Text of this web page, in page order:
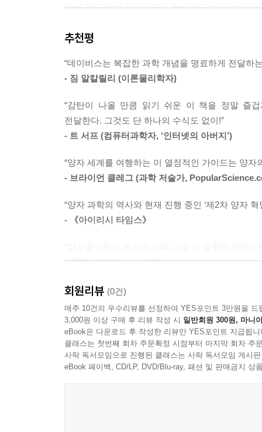
를 능가하는 한 줌의 원자, 텔레파시 데이터 송신,
놀라운 양자 이론의 응용은 앞으로 다가올 미래를
기술은 엄청난 상업적 잠재력을 가지고 있으며
고 있다. 그러나 가장 흥미로운 점은 양자 센싱 기
이다. 전 세계 스타트업 기업들, 대학들과 정부 연
--- p. 140
다. 예를 들어 양자 진공을 우주선을 구동하는 에
서 로켓 연료를 가져와야 할까? 별로 가는 도중
양자 반사실성의 핵심은 중첩이라는 중요한 성질
지만, 또한 광자가 (어떤 의미에서) 두 경로 모두
령’들이 각 경로를 택하고 두 유령이 나중에 재결
않을 때만 작동한다. 왜냐하면 엿보기는 파동함수
고의 기이함’의 가장 유망한 후보는 사건의 부재,
마법 같은 양자 순간이동이 현실화되고 있으며,
있어, 전 세계는 이미 ‘양자 내성’ 암호 체계로의
결정할 것이다.
양자 센서 기술의 거대한 잠재력
대중에게는 생소하지만, 현재 양자 2.0에서 가장
암흑물질에서 중력파의 측정까지 기초 물리학
의학적 응용이다. 뇌의 미세한 자기 신호를 읽
인터페이스(BCI)는 이미 활발히 연구되고 있
양자역학의 어제와 오늘, 그리고 내일
베이즈주의’에 이르기까지, 보이지 않는 세계를
추천평
“데이비스는 복잡한 과학 개념을 명료하게 전달하
- 짐 알칼릴리 (이론물리학자)
“감탄이 나올 만큼 읽기 쉬운 이 책을 정말 즐
전달한다. 그것도 단 하나의 수식도 없이!”
- 트 서프 (컴퓨터과학자, ‘인터넷의 아버지’)
“양자 세계를 여행하는 이 열정적인 가이드는 양
- 브라이언 클레그 (과학 저술가,
“양자 과학의 역사와 현재 진행 중인 ‘제2차 양자
- 《아이리시 타임스》
- 퀀텀 자이트가이스트(Quantum Zeitgeist)
“유려하고 명징한 문장으로 데이비스는 ‘역사상
큰 이정표가 될 것이다.”
- 사이먼 미턴 (케임브리지대학교 교수, 과학사학자)
회원리뷰 (0건)
매주 10건의 우수리뷰를 선정하여 YES포인트 3만원을 드
3,000원 이상 구매 후 리뷰 작성 시 일반회원 300원, 마니
eBook은 다운로드 후 작성한 리뷰만 YES포인트 지급됩니
클래스는 첫번째 회차 주문확정 시점부터 마지막 회차 주
사락 독서모임으로 진행된 클래스는 사락 독서모임 게시
eBook 페이백, CD/LP, DVD/Blu-ray, 패션 및 판매금지 상